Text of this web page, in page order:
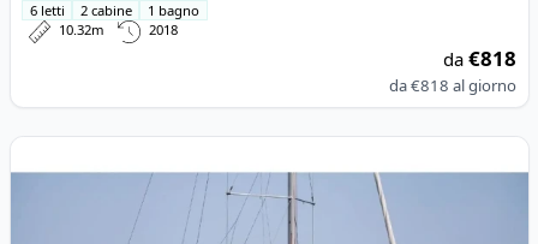
6 letti 2 cabine
1 bagno
10.32m
2018
da€818
da€818 al giorno
View details for JEanneau - Sun Odyssey 410 (2022)